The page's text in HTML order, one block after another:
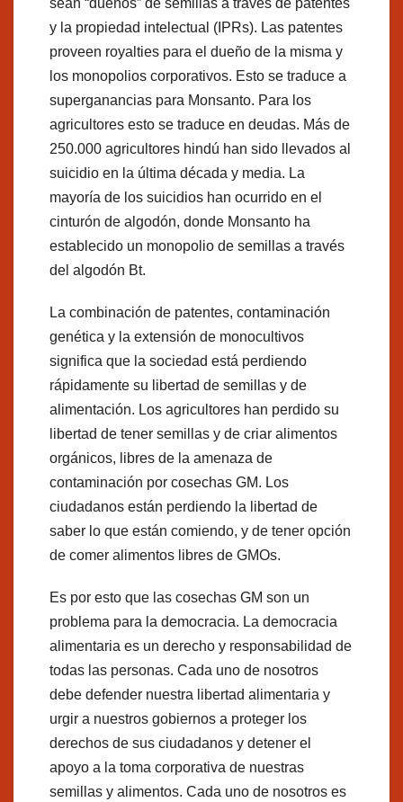
sean “dueños” de semillas a través de patentes
y la propiedad intelectual (IPRs). Las patentes
proveen royalties para el dueño de la misma y
los monopolios corporativos. Esto se traduce a
superganancias para Monsanto. Para los
agricultores esto se traduce en deudas. Más de
250.000 agricultores hindú han sido llevados al
suicidio en la última década y media. La
mayoría de los suicidios han ocurrido en el
cinturón de algodón, donde Monsanto ha
establecido un monopolio de semillas a través
del algodón Bt.
La combinación de patentes, contaminación
genética y la extensión de monocultivos
significa que la sociedad está perdiendo
rápidamente su libertad de semillas y de
alimentación. Los agricultores han perdido su
libertad de tener semillas y de criar alimentos
orgánicos, libres de la amenaza de
contaminación por cosechas GM. Los
ciudadanos están perdiendo la libertad de
saber lo que están comiendo, y de tener opción
de comer alimentos libres de GMOs.
Es por esto que las cosechas GM son un
problema para la democracia. La democracia
alimentaria es un derecho y responsabilidad de
todas las personas. Cada uno de nosotros
debe defender nuestra libertad alimentaria y
urgir a nuestros gobiernos a proteger los
derechos de sus ciudadanos y detener el
apoyo a la toma corporativa de nuestras
semillas y alimentos. Cada uno de nosotros es